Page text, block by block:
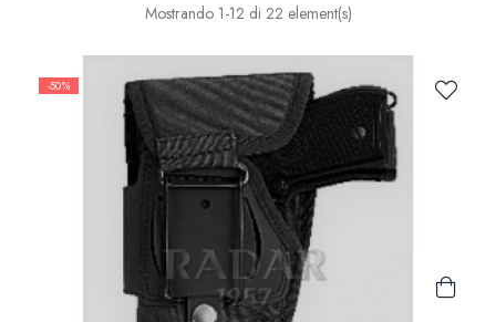
Mostrando 1-12 di 22 element(s)
-50%